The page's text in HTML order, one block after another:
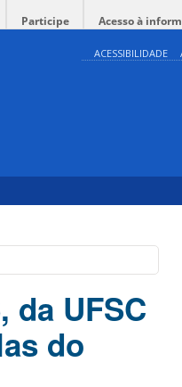
Participe Acesso à
ACESSIBILIDADE
da UFSC
do